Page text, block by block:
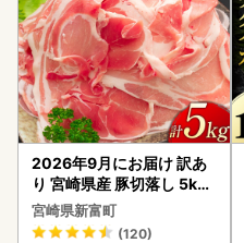
2026年9月にお届け 訳あ
り 宮崎県産 豚切落し 5kg
C325-2506-2609
宮崎県新富町
(120)